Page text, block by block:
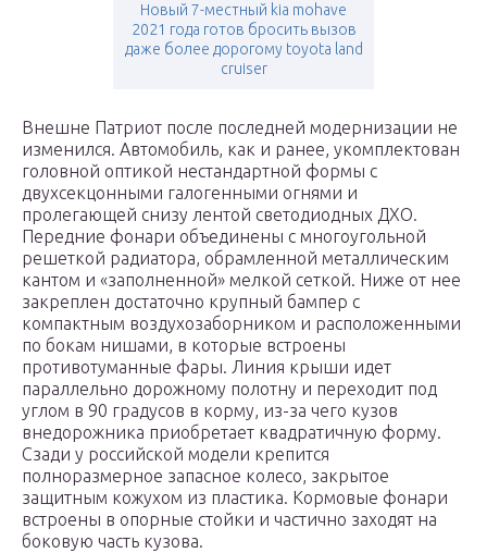
Новый 7-местный kia mohave
2021 года готов бросить вызов
даже более дорогому toyota land
cruiser
Внешне Патриот после последней модернизации не
изменился. Автомобиль, как и ранее, укомплектован
головной оптикой нестандартной формы с
двухсекцонными галогенными огнями и
пролегающей снизу лентой светодиодных ДХО.
Передние фонари объединены с многоугольной
решеткой радиатора, обрамленной металлическим
кантом и «заполненной» мелкой сеткой. Ниже от нее
закреплен достаточно крупный бампер с
компактным воздухозаборником и расположенными
по бокам нишами, в которые встроены
противотуманные фары. Линия крыши идет
параллельно дорожному полотну и переходит под
углом в 90 градусов в корму, из-за чего кузов
внедорожника приобретает квадратичную форму.
Сзади у российской модели крепится
полноразмерное запасное колесо, закрытое
защитным кожухом из пластика. Кормовые фонари
встроены в опорные стойки и частично заходят на
боковую часть кузова.